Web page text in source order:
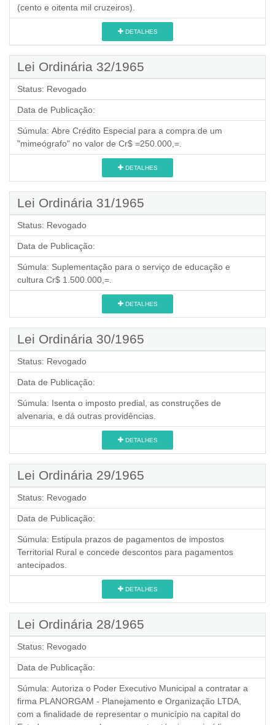
(cento e oitenta mil cruzeiros).
DETALHES
Lei Ordinária 32/1965
Status: Revogado
Data de Publicação:
Súmula: Abre Crédito Especial para a compra de um
"mimeógrafo" no valor de Cr$ =250.000,=.
DETALHES
Lei Ordinária 31/1965
Status: Revogado
Data de Publicação:
Súmula: Suplementação para o serviço de educação e
cultura Cr$ 1.500.000,=.
DETALHES
Lei Ordinária 30/1965
Status: Revogado
Data de Publicação:
Súmula: Isenta o imposto predial, as construções de
alvenaria, e dá outras providências.
DETALHES
Lei Ordinária 29/1965
Status: Revogado
Data de Publicação:
Súmula: Estipula prazos de pagamentos de impostos
Territorial Rural e concede descontos para pagamentos
antecipados.
DETALHES
Lei Ordinária 28/1965
Status: Revogado
Data de Publicação:
Súmula: Autoriza o Poder Executivo Municipal a contratar a
firma PLANORGAM - Planejamento e Organização LTDA,
com a finalidade de representar o município na capital do